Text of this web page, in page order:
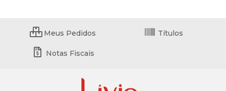
Meus Pedidos Títulos
Notas Fiscais